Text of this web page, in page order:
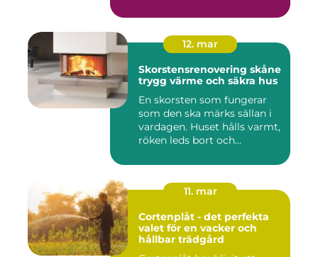
12. mar
Skorstensrenovering skåne
trygg värme och säkra hus
En skorsten som fungerar
som den ska märks sällan i
vardagen. Huset hålls varmt,
röken leds bort och...
11. mar
Cortenplåt - det perfekta
valet för en vacker och
hållbar trädgård